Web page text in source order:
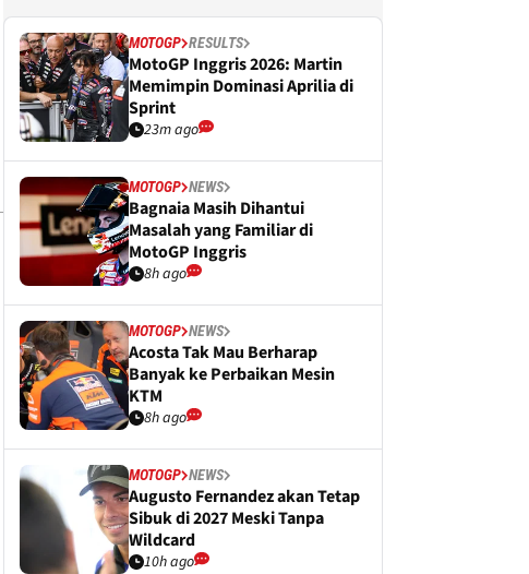
MOTOGP RESULTS
MotoGP Inggris 2026: Martin
Memimpin Dominasi Aprilia di
Sprint
23m ago
MOTOGP NEWS
Bagnaia Masih Dihantui
Masalah yang Familiar di
MotoGP Inggris
8h ago
MOTOGP NEWS
Acosta Tak Mau Berharap
Banyak ke Perbaikan Mesin
KTM
8h ago
MOTOGP NEWS
Augusto Fernandez akan Tetap
Sibuk di 2027 Meski Tanpa
Wildcard
10h ago